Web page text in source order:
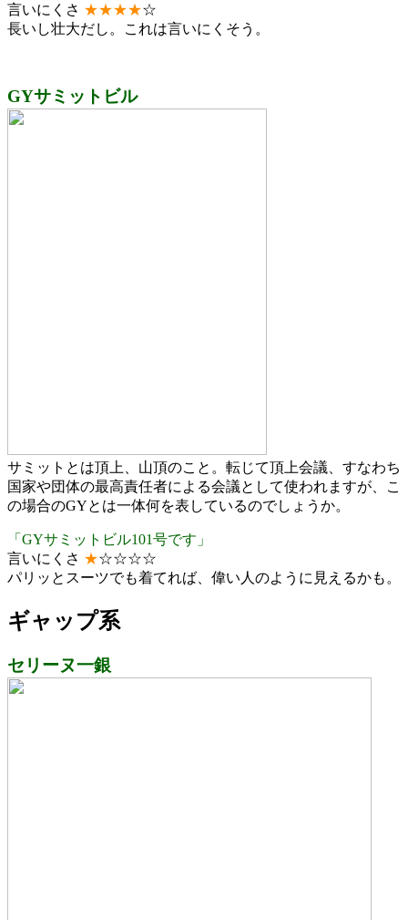
言いにくさ ★★★★☆
長いし壮大だし。これは言いにくそう。
GYサミットビル
サミットとは頂上、山頂のこと。転じて頂上会議、すなわち
国家や団体の最高責任者による会議として使われますが、こ
の場合のGYとは一体何を表しているのでしょうか。
「GYサミットビル101号です」
言いにくさ ★☆☆☆☆
パリッとスーツでも着てれば、偉い人のように見えるかも。
ギャップ系
セリーヌ一銀